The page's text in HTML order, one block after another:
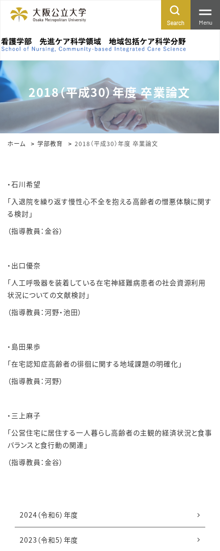
Search Menu
2018（平成30）年度 卒業論文
ホーム 学部教育 2018（平成30）年度 卒業論文
2024（令和6）年度
2023（令和5）年度
・石川希望
「入退院を繰り返す慢性心不全を抱える高齢者の憎悪体験に関す
る検討」
（指導教員：金谷）
・出口優奈
「人工呼吸器を装着している在宅神経難病患者の社会資源利用
状況についての文献検討」
（指導教員：河野・池田）
・島田果歩
「在宅認知症高齢者の徘徊に関する地域課題の明確化」
（指導教員：河野）
・三上麻子
「公営住宅に居住する一人暮らし高齢者の主観的経済状況と食事
バランスと食行動の関連」
（指導教員：金谷）